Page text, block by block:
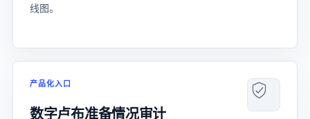
线图。
产品化入口
数字卢布准备情况审计